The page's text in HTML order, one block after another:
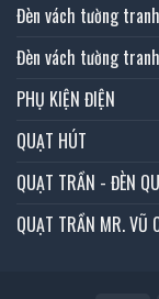
Đèn vách tường
Đèn vách tường
PHỤ KIỆN ĐIỆN
QUẠT HÚT
QUẠT TRẦN - ĐÈN
QUẠT TRẦN MR. VŨ